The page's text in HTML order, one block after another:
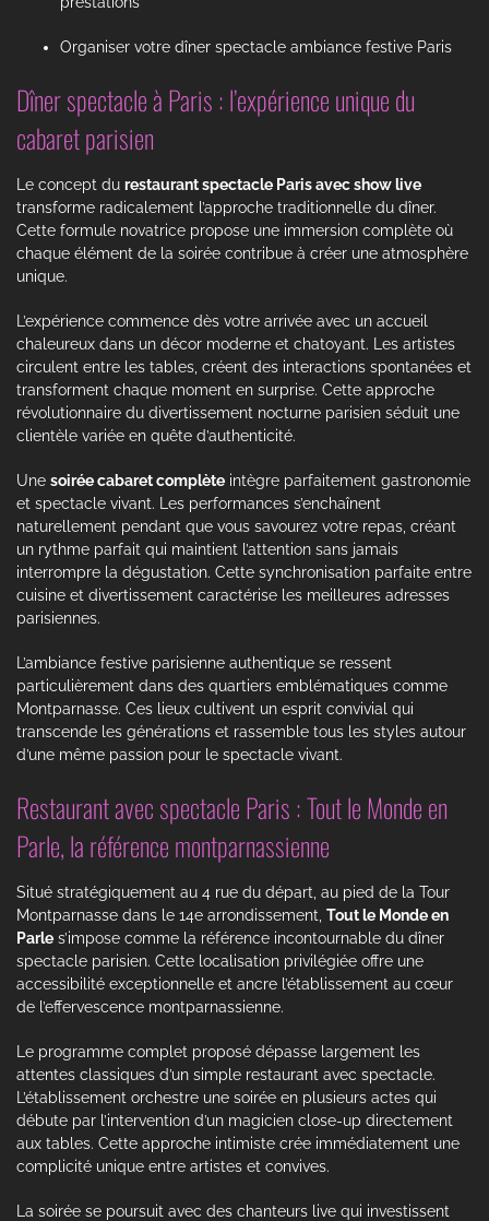
Organiser votre dîner spectacle ambiance festive Paris
Dîner spectacle à Paris : l’expérience unique du
cabaret parisien
Le concept du restaurant spectacle Paris avec show live
transforme radicalement l’approche traditionnelle du dîner.
Cette formule novatrice propose une immersion complète où
chaque élément de la soirée contribue à créer une atmosphère
unique.
L’expérience commence dès votre arrivée avec un accueil
chaleureux dans un décor moderne et chatoyant. Les artistes
circulent entre les tables, créent des interactions spontanées et
transforment chaque moment en surprise. Cette approche
révolutionnaire du divertissement nocturne parisien séduit une
clientèle variée en quête d’authenticité.
Une soirée cabaret complète intègre parfaitement gastronomie
et spectacle vivant. Les performances s’enchaînent
naturellement pendant que vous savourez votre repas, créant
un rythme parfait qui maintient l’attention sans jamais
interrompre la dégustation. Cette synchronisation parfaite entre
cuisine et divertissement caractérise les meilleures adresses
parisiennes.
L’ambiance festive parisienne authentique se ressent
particulièrement dans des quartiers emblématiques comme
Montparnasse. Ces lieux cultivent un esprit convivial qui
transcende les générations et rassemble tous les styles autour
d’une même passion pour le spectacle vivant.
Restaurant avec spectacle Paris : Tout le Monde en
Parle, la référence montparnassienne
Situé stratégiquement au 4 rue du départ, au pied de la Tour
Montparnasse dans le 14e arrondissement, Tout le Monde en
Parle s’impose comme la référence incontournable du dîner
spectacle parisien. Cette localisation privilégiée offre une
accessibilité exceptionnelle et ancre l’établissement au cœur
de l’effervescence montparnassienne.
Le programme complet proposé dépasse largement les
attentes classiques d’un simple restaurant avec spectacle.
L’établissement orchestre une soirée en plusieurs actes qui
débute par l’intervention d’un magicien close-up directement
aux tables. Cette approche intimiste crée immédiatement une
complicité unique entre artistes et convives.
La soirée se poursuit avec des chanteurs live qui investissent